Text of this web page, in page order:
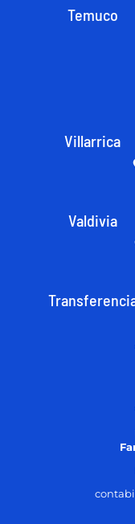
Temuco
Villarrica
Valdivia